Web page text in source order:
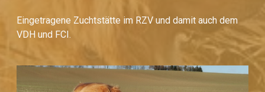
Eingetragene Zuchtstätte im RZV und damit auch dem
VDH und FCI.